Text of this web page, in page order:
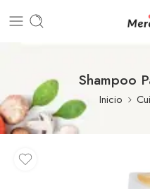
Shampoo
Inicio